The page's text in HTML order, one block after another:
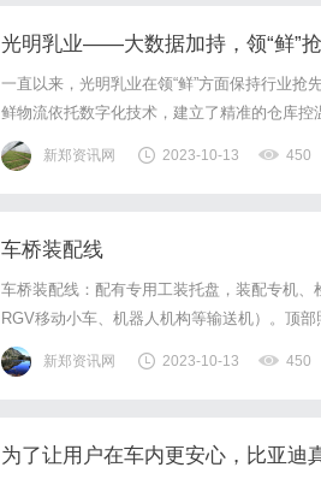
光明乳业——大数据加持，领“鲜”
一直以来，光明乳业在领“鲜”方面保持行业
鲜物流依托数字化技术，建立了精准的仓库
打造，依托大数据的加持，光明乳业在新鲜
库65座，总面积达18.4万平米。通过数字化
新郑资讯网 2023-10-13 450
车桥装配线
车桥装配线：配有专用工装托盘，装配专机、
RGV移动小车、机器人机构等输送机）。顶
生产线。车桥装配线：可根据客户需求定制
为您提供高质量的产品和服务，可根据客户
新郑资讯网 2023-10-13 450
为了让用户在车内更安心，比亚迪